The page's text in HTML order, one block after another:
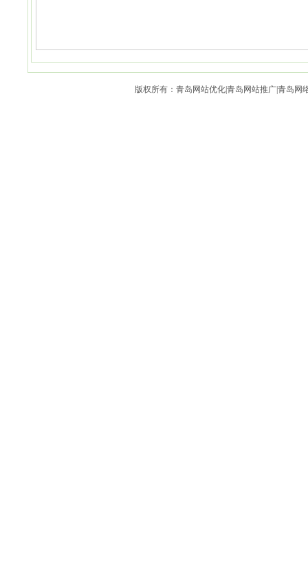
版权所有：青岛网站优化|青岛网站推广|青岛网